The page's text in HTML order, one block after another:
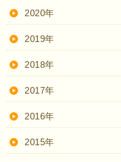
2020年
2019年
2018年
2017年
2016年
2015年